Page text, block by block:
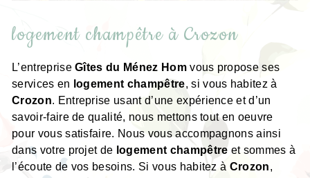
logement champêtre à Crozon
L’entrepriseGîtes du Ménez Homvous propose ses
services en logement champêtre, si vous habitez à
Crozon. Entreprise usant d’une expérience et d’un
savoir-faire de qualité, nous mettons tout en oeuvre
pour vous satisfaire. Nous vous accompagnons ainsi
dans votre projet de logement champêtre et sommes à
l’écoute de vos besoins. Si vous habitez à Crozon,